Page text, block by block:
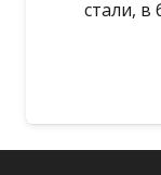
стали, в